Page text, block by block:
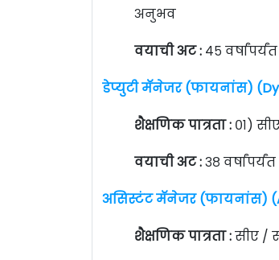
अनुभव
वयाची अट : ४५ वर्षांपर्यंत
डेप्युटी मॅनेजर (फायनांस) (Dy
शैक्षणिक पात्रता : ०१)
वयाची अट :३८ वर्षांपर्यंत
असिस्टंट मॅनेजर (फायनांस)
शैक्षणिक पात्रता :सीए /